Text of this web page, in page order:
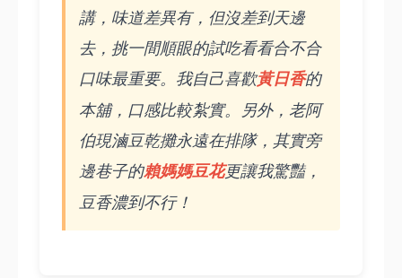
講，味道差異有，但沒差到天邊
去，挑一間順眼的試吃看看合不合
口味最重要。我自己喜歡黃日香的
本舖，口感比較紮實。另外，老阿
伯現滷豆乾攤永遠在排隊，其實旁
邊巷子的賴媽媽豆花更讓我驚豔，
豆香濃到不行！